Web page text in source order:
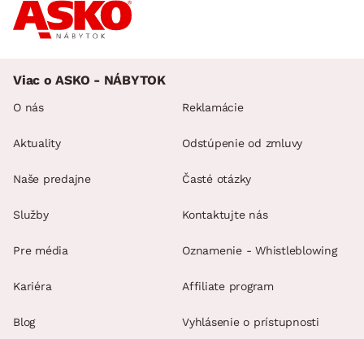
Viac o ASKO - NÁBYTOK
O nás
Aktuality
Naše predajne
Služby
Pre média
Kariéra
Blog
Reklamácie
Odstúpenie od zmluvy
Časté otázky
Kontaktujte nás
Oznamenie - Whistleblowing
Affiliate program
Vyhlásenie o prístupnosti